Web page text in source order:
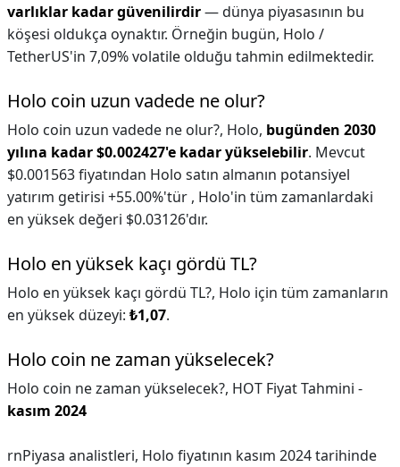
varlıklar kadar güvenilirdir— dünya piyasasının bu
köşesi oldukça oynaktır. Örneğin bugün, Holo /
TetherUS'in 7,09% volatile olduğu tahmin edilmektedir.
Holo coin uzun vadede ne olur?
Holo coin uzun vadede ne olur?, Holo, bugünden 2030
yılına kadar $0.002427'e kadar yükselebilir. Mevcut
$0.001563 fiyatından Holo satın almanın potansiyel
yatırım getirisi +55.00%'tür , Holo'in tüm zamanlardaki
en yüksek değeri $0.03126'dır.
Holo en yüksek kaçı gördü TL?
Holo en yüksek kaçı gördü TL?, Holo için tüm zamanların
en yüksek düzeyi: ₺1,07.
Holo coin ne zaman yükselecek?
Holo coin ne zaman yükselecek?, HOT Fiyat Tahmini -
kasım 2024
rnPiyasa analistleri, Holo fiyatının kasım 2024 tarihinde